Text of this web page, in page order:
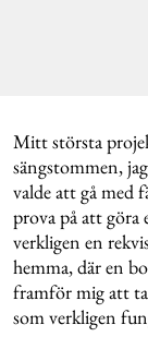
Mitt största
sängstommen,
valde att gå med
prova på att göra
verkligen en
hemma, där en
framför mig att
som verkligen